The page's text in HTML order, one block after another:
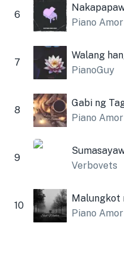
6
Piano Amor
7
PianoGuy
8
Piano Amor
9
Verbovets
10
Piano Amor